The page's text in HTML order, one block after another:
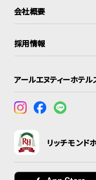
会社概要
採用情報
アールエヌティーホテル
リッチモンド